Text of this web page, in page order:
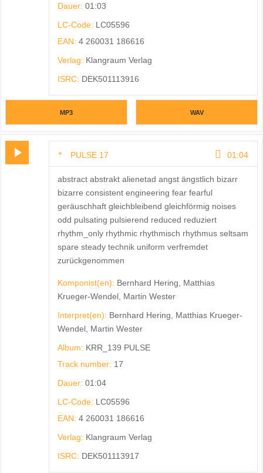
Dauer: 01:03
LC-Code: LC05596
EAN: 4 260031 186616
Verlag: Klangraum Verlag
ISRC: DEK501113916
MP3 WAV
PULSE 17 01:04
abstract abstrakt alienetad angst ängstlich bizarr
bizarre consistent engineering fear fearful
geräuschhaft gleichbleibend gleichförmig noises
odd pulsating pulsierend reduced reduziert
rhythm_only rhythmic rhythmisch rhythmus seltsam
spare steady technik uniform verfremdet
zurückgenommen
Komponist(en): Bernhard Hering, Matthias
Krueger-Wendel, Martin Wester
Interpret(en): Bernhard Hering, Matthias Krueger-
Wendel, Martin Wester
Album: KRR_139 PULSE
Track number: 17
Dauer: 01:04
LC-Code: LC05596
EAN: 4 260031 186616
Verlag: Klangraum Verlag
ISRC: DEK501113917